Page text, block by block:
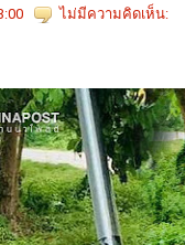
ไม่มีความคิดเห็น: